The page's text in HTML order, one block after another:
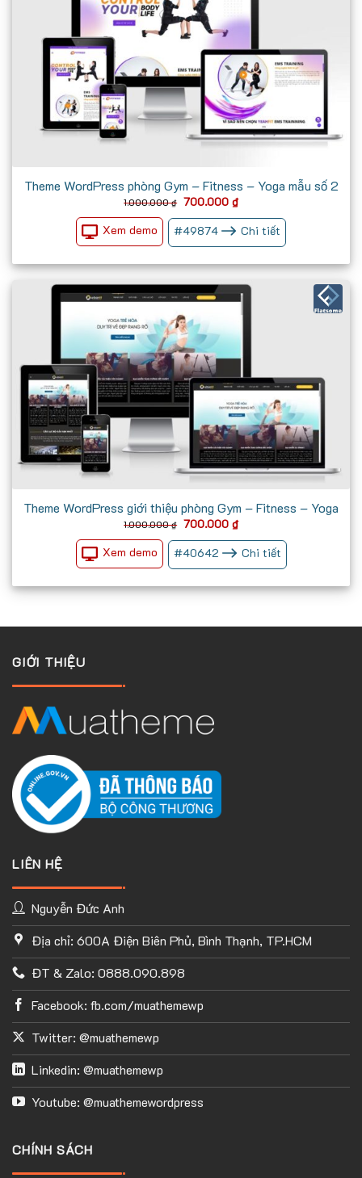
Theme WordPress phòng Gym – Fitness – Yoga mẫu số 2
1.000.000₫ Giá
là:
1.000.000 ₫.
700.000 ₫Giá
hiện
tại
là:
700.000 ₫.
Xem demo #49874 Chi tiết
Theme WordPress giới thiệu phòng Gym – Fitness – Yoga
1.000.000₫ Giá
là:
1.000.000 ₫.
700.000 ₫Giá
hiện
tại
là:
700.000 ₫.
Xem demo #40642 Chi tiết
GIỚI THIỆU
LIÊN HỆ
Nguyễn Đức Anh
Địa chỉ: 600A Điện Biên Phủ, Bình Thạnh, TP.HCM
ĐT & Zalo: 0888.090.898
Facebook: fb.com/muathemewp
Twitter: @muathemewp
Linkedin: @muathemewp
Youtube: @muathemewordpress
CHÍNH SÁCH